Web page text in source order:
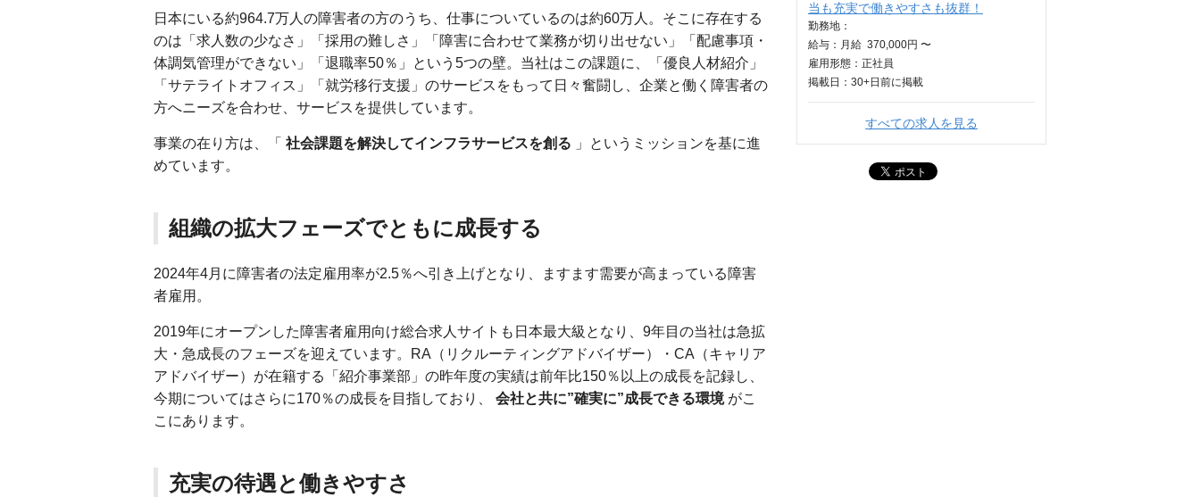
日本にいる約964.7万人の障害者の方のうち、仕事についているのは約60万人。そこに存在する
のは「求人数の少なさ」「採用の難しさ」「障害に合わせて業務が切り出せない」「配慮事項・
体調気管理ができない」「退職率50％」という5つの壁。当社はこの課題に、「優良人材紹介」
「サテライトオフィス」「就労移行支援」のサービスをもって日々奮闘し、企業と働く障害者の
方へニーズを合わせ、サービスを提供しています。
事業の在り方は、「 社会課題を解決してインフラサービスを創る 」というミッションを基に進
めています。
組織の拡大フェーズでともに成長する
2024年4月に障害者の法定雇用率が2.5％へ引き上げとなり、ますます需要が高まっている障害
者雇用。
2019年にオープンした障害者雇用向け総合求人サイトも日本最大級となり、9年目の当社は急拡
大・急成長のフェーズを迎えています。RA（リクルーティングアドバイザー）・CA（キャリア
アドバイザー）が在籍する「紹介事業部」の昨年度の実績は前年比150％以上の成長を記録し、
今期についてはさらに170％の成長を目指しており、 会社と共に”確実に”成長できる環境がこ
こにあります。
充実の待遇と働きやすさ
当も充実で働きやすさも抜群！
勤務地：
給与： 月給 370,000円 〜
雇用形態：正社員
掲載日： 30+日 前に掲載
すべての求人を見る